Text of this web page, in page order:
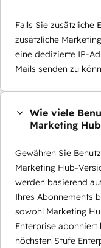
Falls Sie zusätzliche
zusätzliche
eine dedizierte IP-
Mails senden zu
Wie viele
Marketing
Gewähren Sie
Marketing Hub-
werden basierend
Ihres Abonnements
sowohl Marketing
Enterprise abonniert
höchsten Stufe